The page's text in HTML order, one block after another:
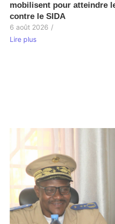
mobilisent pour atteindre
contre le SIDA
6 août 2026 /
Lire plus